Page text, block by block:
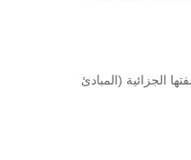
الجزائية (المبادئ